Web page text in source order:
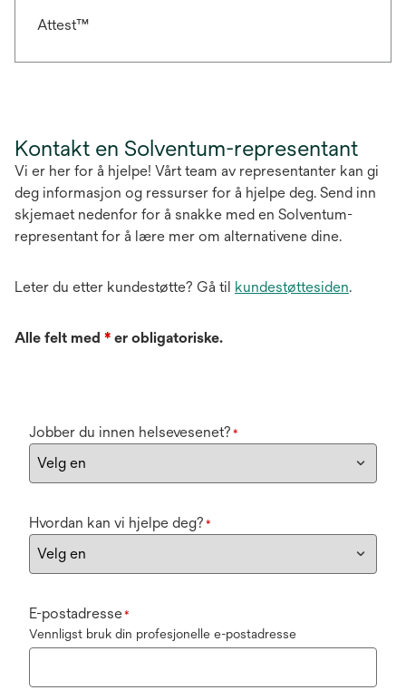
Attest™
Kontakt en Solventum-representant
Vi er her for å hjelpe! Vårt team av representanter kan gi
deg informasjon og ressurser for å hjelpe deg. Send inn
skjemaet nedenfor for å snakke med en Solventum-
representant for å lære mer om alternativene dine.
Leter du etter kundestøtte? Gå til kundestøttesiden.
Alle felt med * er obligatoriske.
Jobber du innen helsevesenet? *
Hvordan kan vi hjelpe deg? *
E-postadresse*
Vennligst bruk din profesjonelle e-postadresse